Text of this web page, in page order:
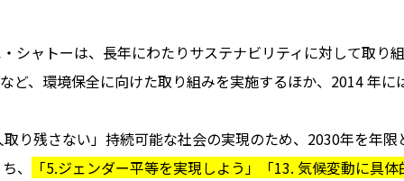
シャトーは、長年にわたりサステナビリティに対して取り
ど、環境保全に向けた取り組みを実施するほか、2014 年
り残さない」持続可能な社会の実現のため、2030年を年限
、
「5.ジェンダー平等を実現しよう」「13. 気候変動に具